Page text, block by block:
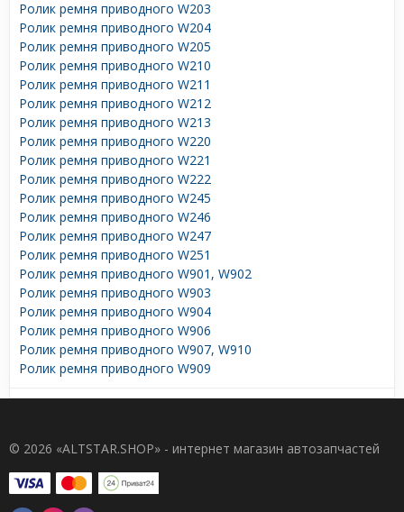
Ролик ремня приводного W203
Ролик ремня приводного W204
Ролик ремня приводного W205
Ролик ремня приводного W210
Ролик ремня приводного W211
Ролик ремня приводного W212
Ролик ремня приводного W213
Ролик ремня приводного W220
Ролик ремня приводного W221
Ролик ремня приводного W222
Ролик ремня приводного W245
Ролик ремня приводного W246
Ролик ремня приводного W247
Ролик ремня приводного W251
Ролик ремня приводного W901, W902
Ролик ремня приводного W903
Ролик ремня приводного W904
Ролик ремня приводного W906
Ролик ремня приводного W907, W910
Ролик ремня приводного W909
© 2026 «ALTSTAR.SHOP» - интернет магазин автозапчастей